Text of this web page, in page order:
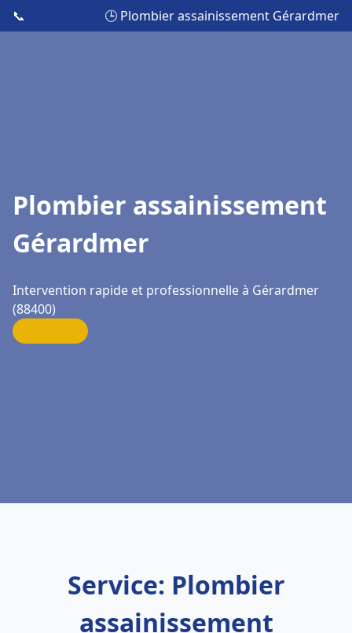
📞 🕒 Plombier assainissement Gérardmer
Plombier assainissement
Gérardmer
Intervention rapide et professionnelle à Gérardmer
(88400)
Service: Plombier
assainissement